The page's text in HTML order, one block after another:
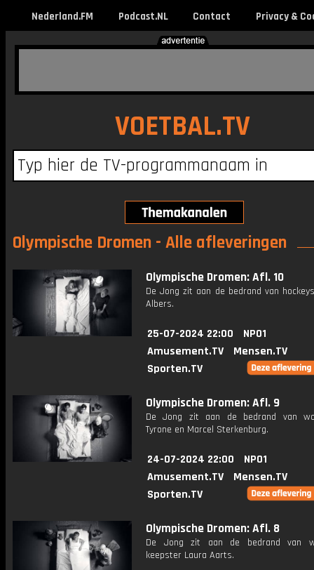
Nederland.FM Podcast.NL Contact Privacy &
VOETBAL.TV
Olympische Dromen - Alle afleveringen
Olympische Dromen: Afl. 10
De Jong zit aan de bedrand van
Albers.
25-07-2024 22:00
NPO1
Amusement.TV
Mensen.TV
Sporten.TV
Olympische Dromen: Afl. 9
De Jong zit aan de bedrand van
Tyrone en Marcel Sterkenburg.
24-07-2024 22:00
NPO1
Amusement.TV
Mensen.TV
Sporten.TV
Olympische Dromen: Afl. 8
De Jong zit aan de bedrand van
keepster Laura Aarts.